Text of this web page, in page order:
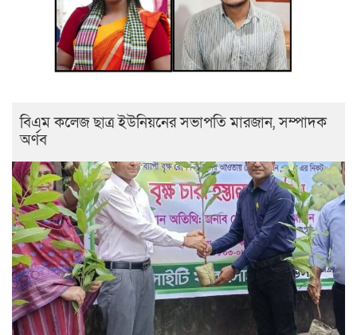
বিএম কলেজ ছাত্র ইউনিয়নের সভাপতি মারজান, সম্পাদক
অর্ণব